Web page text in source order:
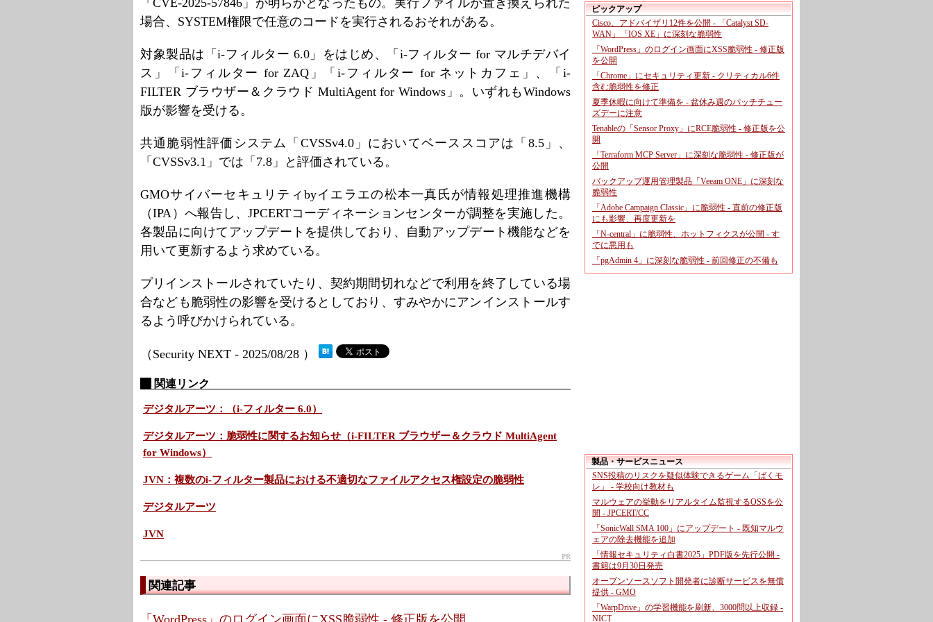
「CVE-2025-57846」が明らかとなったもの。実行ファイルが置き換えられた
場合、SYSTEM権限で任意のコードを実行されるおそれがある。
対象製品は「i-フィルター 6.0」をはじめ、「i-フィルター for マルチデバイ
ス」「i-フィルター for ZAQ」「i-フィルター for ネットカフェ」、「i-
FILTER ブラウザー＆クラウド MultiAgent for Windows」。いずれもWindows
版が影響を受ける。
共通脆弱性評価システム「CVSSv4.0」においてベーススコアは「8.5」、
「CVSSv3.1」では「7.8」と評価されている。
GMOサイバーセキュリティbyイエラエの松本一真氏が情報処理推進機構
（IPA）へ報告し、JPCERTコーディネーションセンターが調整を実施した。
各製品に向けてアップデートを提供しており、自動アップデート機能などを
用いて更新するよう求めている。
プリインストールされていたり、契約期間切れなどで利用を終了している場
合なども脆弱性の影響を受けるとしており、すみやかにアンインストールす
るよう呼びかけられている。
（Security NEXT - 2025/08/28 ）
関連リンク
デジタルアーツ：（i-フィルター 6.0）
デジタルアーツ：脆弱性に関するお知らせ（i-FILTER ブラウザー＆クラウド MultiAgent
for Windows）
JVN：複数のi-フィルター製品における不適切なファイルアクセス権設定の脆弱性
デジタルアーツ
JVN
PR
関連記事
ピックアップ
Cisco、アドバイザリ12件を公開 - 「Catalyst SD-
WAN」「IOS XE」に深刻な脆弱性
「WordPress」のログイン画面にXSS脆弱性 - 修正版
を公開
「Chrome」にセキュリティ更新 - クリティカル6件
含む脆弱性を修正
夏季休暇に向けて準備を - 盆休み週のパッチチュー
ズデーに注意
Tenableの「Sensor Proxy」にRCE脆弱性 - 修正版を公
開
「Terraform MCP Server」に深刻な脆弱性 - 修正版が
公開
バックアップ運用管理製品「Veeam ONE」に深刻な
脆弱性
「Adobe Campaign Classic」に脆弱性 - 直前の修正版
にも影響、再度更新を
「N-central」に脆弱性、ホットフィクスが公開 - す
でに悪用も
「pgAdmin 4」に深刻な脆弱性 - 前回修正の不備も
製品・サービスニュース
SNS投稿のリスクを疑似体験できるゲーム「ばくモ
レ」 - 学校向け教材も
マルウェアの挙動をリアルタイム監視するOSSを公
開 - JPCERT/CC
「SonicWall SMA 100」にアップデート - 既知マルウ
ェアの除去機能を追加
「情報セキュリティ白書2025」PDF版を先行公開 -
書籍は9月30日発売
オープンソースソフト開発者に診断サービスを無償
提供 - GMO
「WarpDrive」の学習機能を刷新、3000問以上収録 -
NICT